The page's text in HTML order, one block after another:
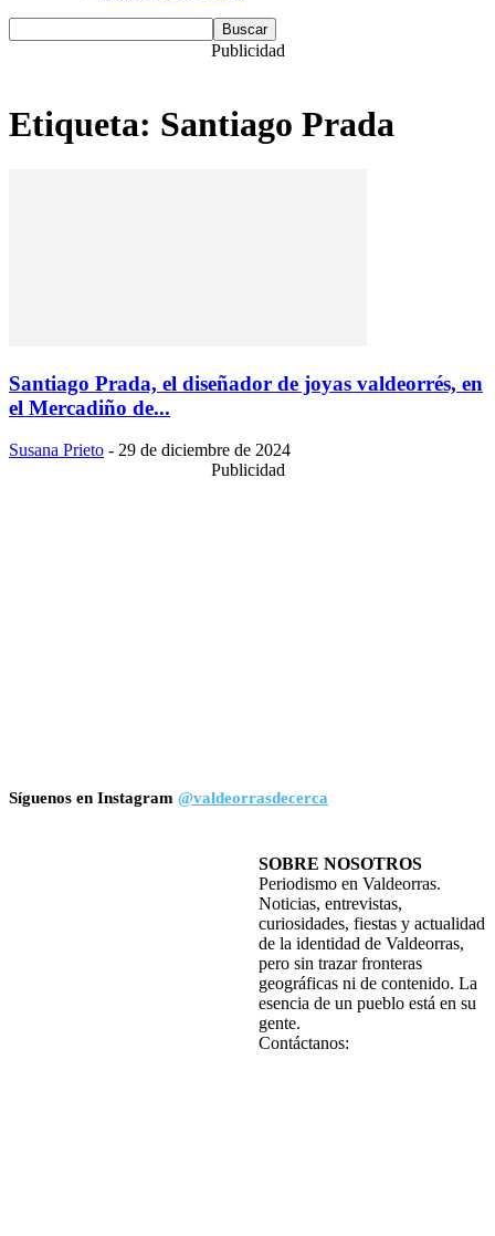
Publicidad
Etiqueta: Santiago Prada
Santiago Prada, el diseñador de joyas valdeorrés, en
el Mercadiño de...
Susana Prieto - 29 de diciembre de 2024
Publicidad
Síguenos en Instagram @valdeorrasdecerca
SOBRE NOSOTROS
Periodismo en Valdeorras.
Noticias, entrevistas,
curiosidades, fiestas y actualidad
de la identidad de Valdeorras,
pero sin trazar fronteras
geográficas ni de contenido. La
esencia de un pueblo está en su
gente.
Contáctanos: